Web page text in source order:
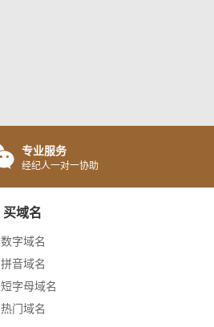
专业服务
经纪人一对一协助
买域名
数字域名
拼音域名
短字母域名
热门域名